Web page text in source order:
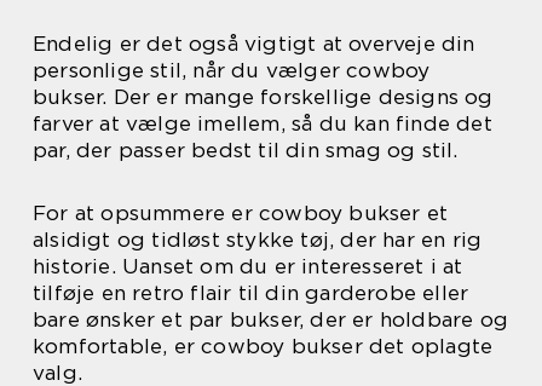
Endelig er det også vigtigt at overveje din
personlige stil, når du vælger cowboy
bukser. Der er mange forskellige designs og
farver at vælge imellem, så du kan finde det
par, der passer bedst til din smag og stil.
For at opsummere er cowboy bukser et
alsidigt og tidløst stykke tøj, der har en rig
historie. Uanset om du er interesseret i at
tilføje en retro flair til din garderobe eller
bare ønsker et par bukser, der er holdbare og
komfortable, er cowboy bukser det oplagte
valg.